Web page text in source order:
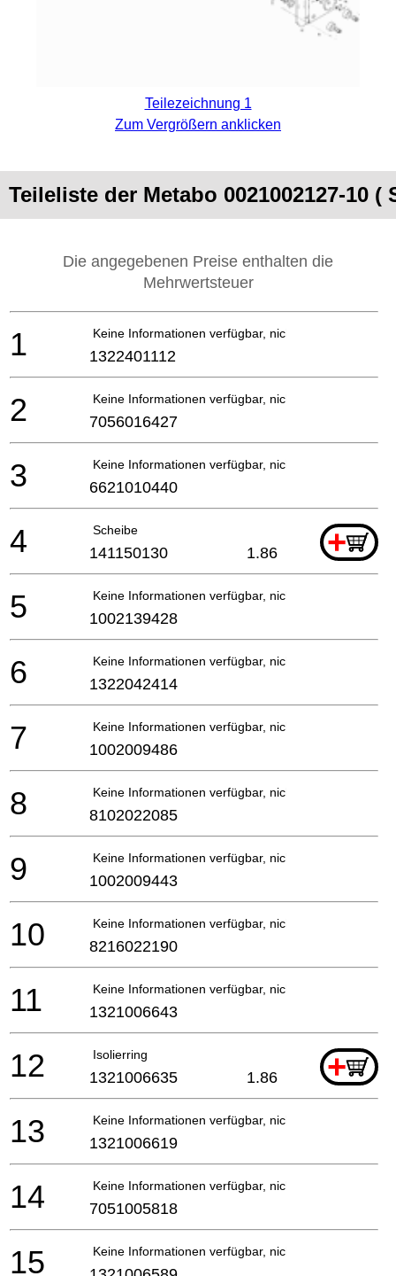
Teilezeichnung 1
Zum Vergrößern anklicken
Teileliste der Metabo 0021002127-10 (
Die angegebenen Preise enthalten die
Mehrwertsteuer
Keine Informationen verfügbar, nicht bestellbar
1 1322401112
Keine Informationen verfügbar, nicht bestellbar
2 7056016427
Keine Informationen verfügbar, nicht bestellbar
3 6621010440
Scheibe +
4 141150130 1.86
Keine Informationen verfügbar, nicht bestellbar
5 1002139428
Keine Informationen verfügbar, nicht bestellbar
6 1322042414
Keine Informationen verfügbar, nicht bestellbar
7 1002009486
Keine Informationen verfügbar, nicht bestellbar
8 8102022085
Keine Informationen verfügbar, nicht bestellbar
9 1002009443
Keine Informationen verfügbar, nicht bestellbar
10 8216022190
Keine Informationen verfügbar, nicht bestellbar
11 1321006643
Isolierring +
12 1321006635 1.86
Keine Informationen verfügbar, nicht bestellbar
13 1321006619
Keine Informationen verfügbar, nicht bestellbar
14 7051005818
Keine Informationen verfügbar, nicht bestellbar
15